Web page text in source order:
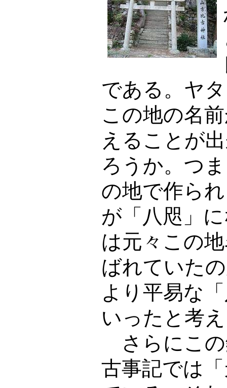
である。ヤ
この地の名
えることが
ろうか。つ
の地で作ら
が「八咫」
は元々この
ばれていた
より平易な
いったと考
さらにこの
古事記では